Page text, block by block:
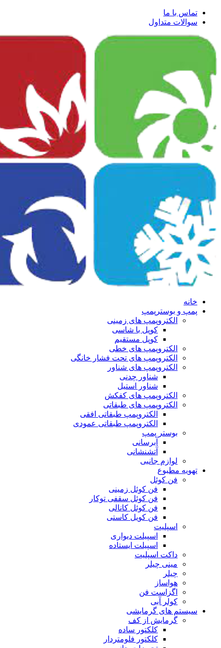
تماس با ما
سوالات متداول
خانه
پمپ و بوسترپمپ
الکتروپمپ های زمینی
کوپل با شاسی
کوپل مستقیم
الکتروپمپ های خطی
الکتروپمپ های تحت فشار خانگی
الکتروپمپ های شناور
شناور چدنی
شناور استیل
الکتروپمپ های کفکش
الکتروپمپ های طبقاتی
الکتروپمپ طبقاتی افقی
الکتروپمپ طبقاتی عمودی
بوستر پمپ
آبرسانی
آتشنشانی
لوازم جانبی
تهویه مطبوع
فن کوئل
فن کوئل زمینی
فن کوئل سقفی توکار
فن کوئل کانالی
فن کویل کاستی
اسپلیت
اسپیلت دیواری
اسپیلت ایستاده
داکت اسپلیت
مینی چیلر
چیلر
هواساز
اگزاست فن
کولر آبی
سیستم های گرمایشی
گرمایش از کف
کلکتور ساده
کلکتور فلومتردار